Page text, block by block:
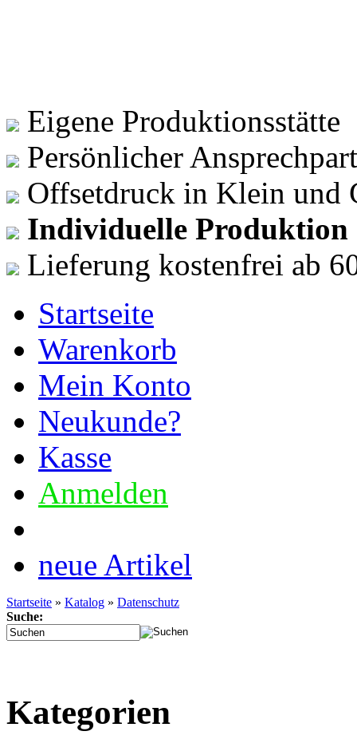
Eigene Produktionsstätte
Persönlicher
Offsetdruck in Klein und
Individuelle Produktion
Lieferung kostenfrei ab
Startseite
Warenkorb
Mein Konto
Neukunde?
Kasse
Anmelden
neue Artikel
Startseite » Katalog » Datenschutz
Suche:
Kategorien